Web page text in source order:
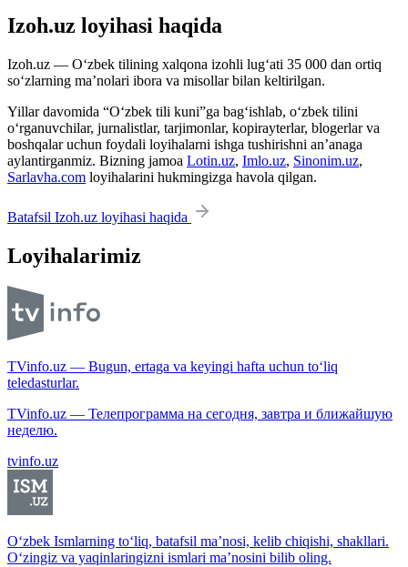
Izoh.uz loyihasi haqida
Izoh.uz — O‘zbek tilining xalqona izohli lug‘ati 35 000 dan ortiq
so‘zlarning ma’nolari ibora va misollar bilan keltirilgan.
Yillar davomida “O‘zbek tili kuni”ga bag‘ishlab, o‘zbek tilini
o‘rganuvchilar, jurnalistlar, tarjimonlar, kopirayterlar, blogerlar va
boshqalar uchun foydali loyihalarni ishga tushirishni an’anaga
aylantirganmiz. Bizning jamoa Lotin.uz, Imlo.uz, Sinonim.uz,
Sarlavha.com loyihalarini hukmingizga havola qilgan.
Batafsil Izoh.uz loyihasi haqida
Loyihalarimiz
TVinfo.uz — Bugun, ertaga va keyingi hafta uchun to‘liq
teledasturlar.
TVinfo.uz — Телепрограмма на сегодня, завтра и ближайшую
неделю.
tvinfo.uz
O‘zbek Ismlarning to‘liq, batafsil ma’nosi, kelib chiqishi, shakllari.
O‘zingiz va yaqinlaringizni ismlari ma’nosini bilib oling.